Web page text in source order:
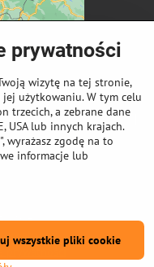
prywatności
prywatności
wizytę na tej stronie,
użytkowaniu. W tym celu
trzecich, a zebrane dane
USA lub innych krajach.
wyrażasz zgodę na to
informacje lub
wszystkie pliki cookie